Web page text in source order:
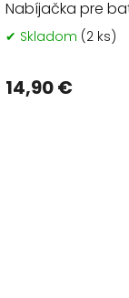
Nabíjačka pre
✔ Skladom (2 ks)
14,90 €